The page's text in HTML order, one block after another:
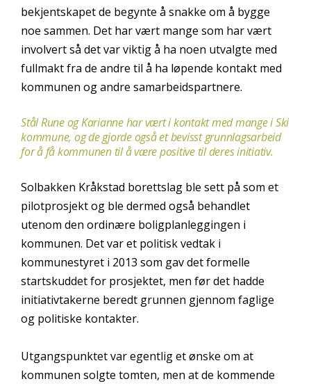
bekjentskapet de begynte å snakke om å bygge
noe sammen. Det har vært mange som har vært
involvert så det var viktig å ha noen utvalgte med
fullmakt fra de andre til å ha løpende kontakt med
kommunen og andre samarbeidspartnere.
Stål Rune og Karianne har vært i kontakt med mange i Ski
kommune, og de gjorde også et bevisst grunnlagsarbeid
for å få kommunen til å være positive til deres initiativ.
Solbakken Kråkstad borettslag ble sett på som et
pilotprosjekt og ble dermed også behandlet
utenom den ordinære boligplanleggingen i
kommunen. Det var et politisk vedtak i
kommunestyret i 2013 som gav det formelle
startskuddet for prosjektet, men før det hadde
initiativtakerne beredt grunnen gjennom faglige
og politiske kontakter.
Utgangspunktet var egentlig et ønske om at
kommunen solgte tomten, men at de kommende